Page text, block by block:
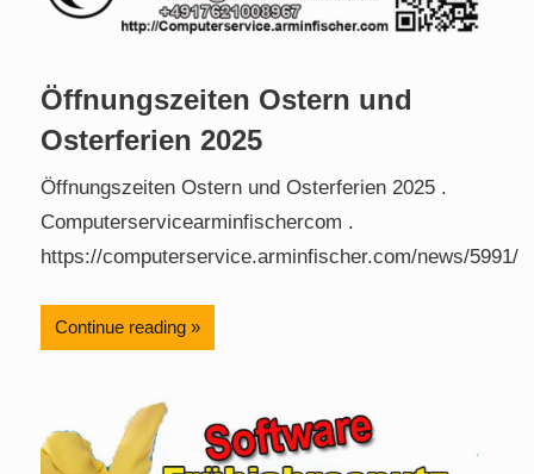
Öffnungszeiten Ostern und
Osterferien 2025
Öffnungszeiten Ostern und Osterferien 2025 .
Computerservicearminfischercom .
https://computerservice.arminfischer.com/news/5991/
Continue reading